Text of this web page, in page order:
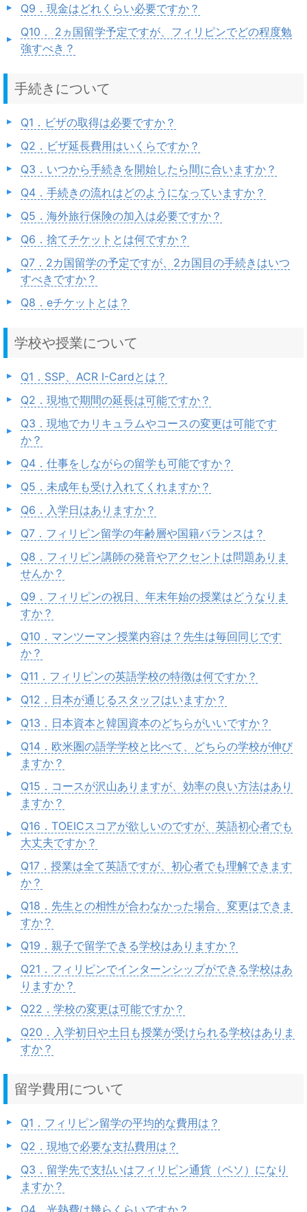
Q9．現金はどれくらい必要ですか？
Q10． 2ヵ国留学予定ですが、フィリピンでどの程度勉
強すべき？
手続きについて
Q1．ビザの取得は必要ですか？
Q2．ビザ延長費用はいくらですか？
Q3．いつから手続きを開始したら間に合いますか？
Q4．手続きの流れはどのようになっていますか？
Q5．海外旅行保険の加入は必要ですか？
Q6．捨てチケットとは何ですか？
Q7．2カ国留学の予定ですが、2カ国目の手続きはいつ
すべきですか？
Q8．eチケットとは？
学校や授業について
Q1．SSP、ACR I-Cardとは？
Q2．現地で期間の延長は可能ですか？
Q3．現地でカリキュラムやコースの変更は可能です
か？
Q4．仕事をしながらの留学も可能ですか？
Q5．未成年も受け入れてくれますか？
Q6．入学日はありますか？
Q7．フィリピン留学の年齢層や国籍バランスは？
Q8．フィリピン講師の発音やアクセントは問題ありま
せんか？
Q9．フィリピンの祝日、年末年始の授業はどうなりま
すか？
Q10．マンツーマン授業内容は？先生は毎回同じです
か？
Q11．フィリピンの英語学校の特徴は何ですか？
Q12．日本が通じるスタッフはいますか？
Q13．日本資本と韓国資本のどちらがいいですか？
Q14．欧米圏の語学学校と比べて、どちらの学校が伸び
ますか？
Q15．コースが沢山ありますが、効率の良い方法はあり
ますか？
Q16．TOEICスコアが欲しいのですが、英語初心者でも
大丈夫ですか？
Q17．授業は全て英語ですが、初心者でも理解できます
か？
Q18．先生との相性が合わなかった場合、変更はできま
すか？
Q19．親子で留学できる学校はありますか？
Q21．フィリピンでインターンシップができる学校はあ
りますか？
Q22．学校の変更は可能ですか？
Q20．入学初日や土日も授業が受けられる学校はありま
すか？
留学費用について
Q1．フィリピン留学の平均的な費用は？
Q2．現地で必要な支払費用は？
Q3．留学先で支払いはフィリピン通貨（ペソ）になり
ますか？
Q4．光熱費は幾らくらいですか？